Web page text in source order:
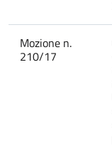
Mozione n.
210/17